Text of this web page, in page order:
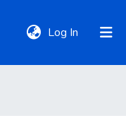
Log In (current)